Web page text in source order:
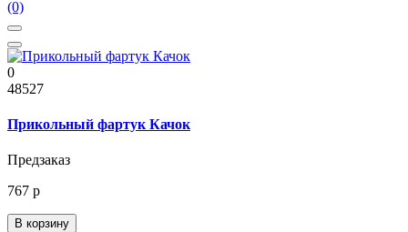
(0)
0
48527
Прикольный фартук Качок
Предзаказ
767 р
В корзину